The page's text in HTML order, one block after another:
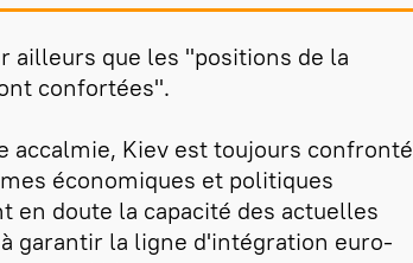
ailleurs que les "positions de la
confortées".
accalmie, Kiev est toujours confronté
économiques et politiques
doute la capacité des actuelles
garantir la ligne d'intégration euro-